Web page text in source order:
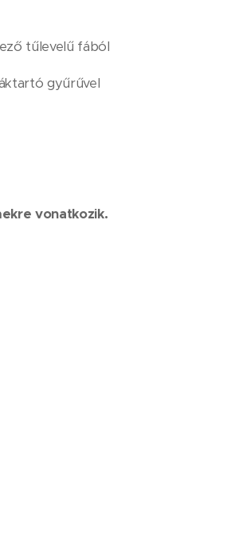
tűlevelű fából
gyűrűvel
vonatkozik.